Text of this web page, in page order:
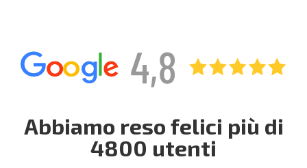
Abbiamo reso felici più di
4800 utenti